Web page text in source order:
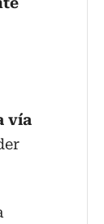
vía